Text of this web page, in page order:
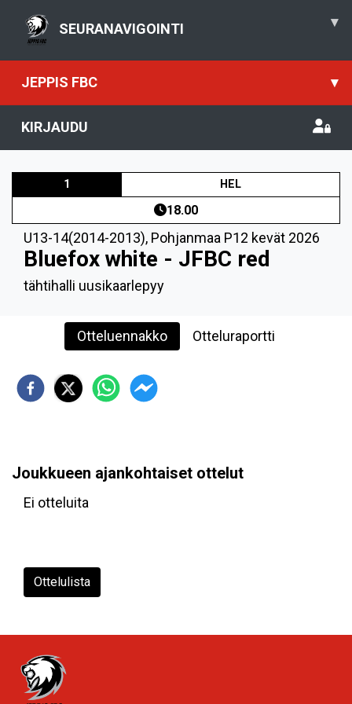
SEURANAVIGOINTI ▾
JEPPIS FBC ▾
KIRJAUDU
1 HEL
18.00
U13-14(2014-2013), Pohjanmaa P12 kevät 2026
Bluefox white - JFBC red
tähtihalli uusikaarlepyy
Otteluennakko Otteluraportti
Joukkueen ajankohtaiset ottelut
Ei otteluita
Ottelulista